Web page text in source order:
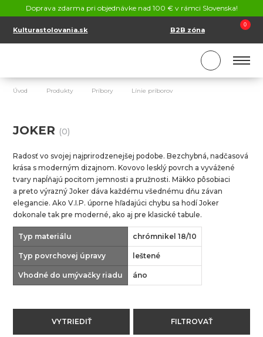
Doprava zdarma pri objednávke nad 100 € v rámci Slovenska!
Kulturastolovania.sk B2B zóna
0
SK
Úvod Produkty Príbory Línie príborov
JOKER (0)
Radosť vo svojej najprirodzenejšej podobe. Bezchybná, nadčasová
krása s moderným dizajnom. Kovovo lesklý povrch a vyvážené
tvary napĺňajú pocitom jemnosti a pružnosti. Mäkko pôsobiaci
a preto výrazný Joker dáva každému všednému dňu závan
elegancie. Ako V.I.P. úporne hľadajúci chybu sa hodí Joker
dokonale tak pre moderné, ako aj pre klasické tabule.
Typ materiálu chrómnikel 18/10
Typ povrchovej úpravy leštené
Vhodné do umývačky riadu áno
VYTRIEDIŤ FILTROVAŤ